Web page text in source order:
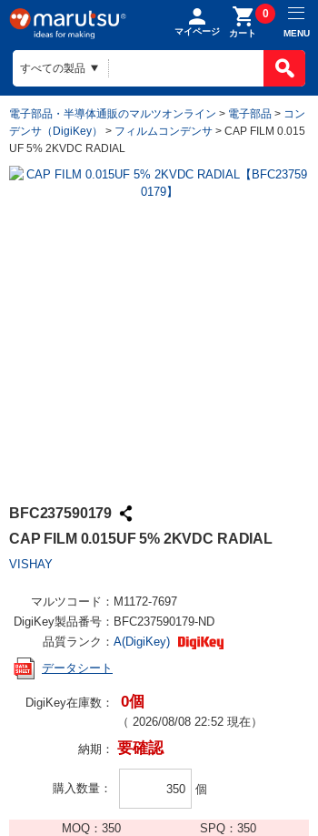
マイページ カート
0
MENU
電子部品・半導体通販のマルツオンライン > 電子部品 > コン
デンサ（DigiKey）
> フィルムコンデンサ > CAP FILM 0.015
UF 5% 2KVDC RADIAL
BFC237590179
CAP FILM 0.015UF 5% 2KVDC RADIAL
VISHAY
マルツコード： M1172-7697
DigiKey製品番号： BFC237590179-ND
品質ランク： A(DigiKey)
データシート
DigiKey在庫数： 0個
（ 2026/08/08 22:52 現在）
納期： 要確認
購入数量 個
MOQ：350 SPQ： 350